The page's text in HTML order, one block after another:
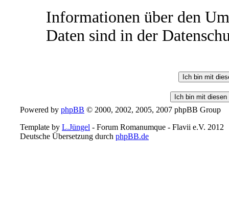
Informationen über den
Daten sind in der
Powered by phpBB © 2000, 2002, 2005, 2007 phpBB Group
Template by L.Jüngel - Forum Romanumque - Flavii e.V. 2012
Deutsche Übersetzung durch phpBB.de